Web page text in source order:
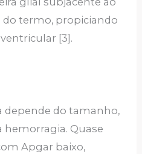
do termo, propiciando
[3].
depende do tamanho,
hemorragia. Quase
Apgar baixo,